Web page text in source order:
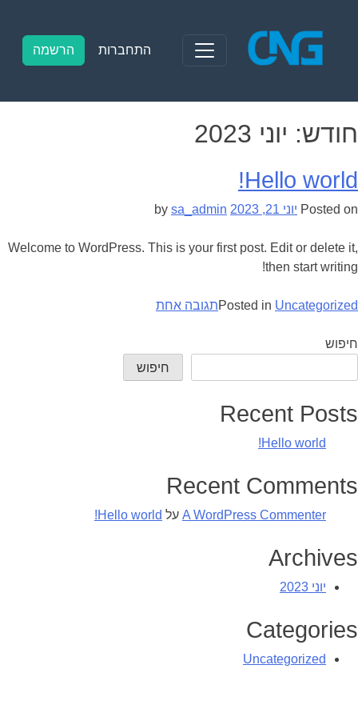
content
התחברות הרשמה
חודש: יוני 2023
Hello world!
Posted on יוני 21, 2023 sa_admin
Welcome to WordPress. This is your first post. Edit or delete it,
then start writing!
Posted in Uncategorized תגובה אחתעל
חיפוש
חיפוש
Recent Posts
Hello world!
Recent Comments
A WordPress Commenter על Hello world!
Archives
יוני 2023
Categories
Uncategorized